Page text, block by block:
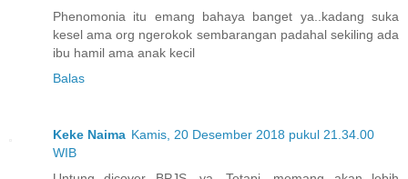
Phenomonia itu emang bahaya banget ya..kadang suka
kesel ama org ngerokok sembarangan padahal sekiling ada
ibu hamil ama anak kecil
Balas
Keke Naima Kamis, 20 Desember 2018 pukul 21.34.00
WIB